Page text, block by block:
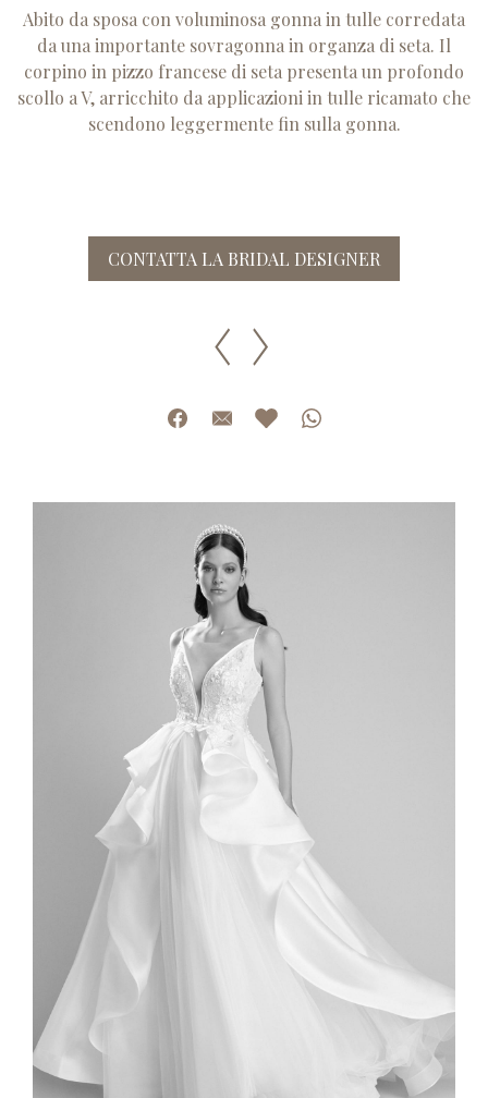
Abito da sposa con voluminosa gonna in tulle corredata
da una importante sovragonna in organza di seta. Il
corpino in pizzo francese di seta presenta un profondo
scollo a V, arricchito da applicazioni in tulle ricamato che
scendono leggermente fin sulla gonna.
CONTATTA LA BRIDAL DESIGNER